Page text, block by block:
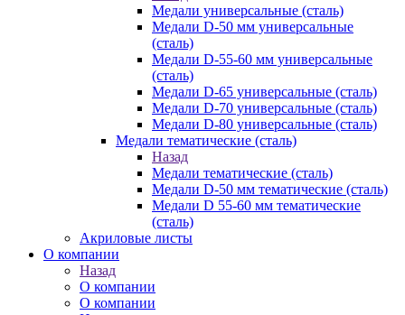
Медали универсальные (сталь)
Медали D-50 мм универсальные
(сталь)
Медали D-55-60 мм универсальные
(сталь)
Медали D-65 универсальные (сталь)
Медали D-70 универсальные (сталь)
Медали D-80 универсальные (сталь)
Медали тематические (сталь)
Назад
Медали тематические (сталь)
Медали D-50 мм тематические (сталь)
Медали D 55-60 мм тематические
(сталь)
Акриловые листы
О компании
Назад
О компании
О компании